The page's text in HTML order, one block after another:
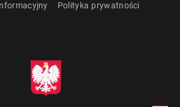
Polityka prywatności